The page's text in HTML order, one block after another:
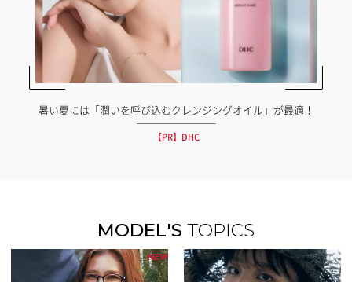
暑い夏には「潤いを呼び込むクレンジングオイル」が最適！
【PR】DHC
MODEL'S TOPICS
NEW